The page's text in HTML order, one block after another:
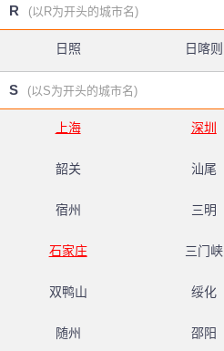
R (以R为开头的城市名)
日照 日喀则
S (以S为开头的城市名)
上海 深圳
韶关 汕尾
宿州 三明
石家庄 三门峡
双鸭山 绥化
随州 邵阳